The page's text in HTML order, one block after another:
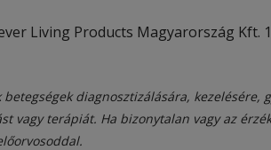
Living Products Magyarország Kft.
diagnosztizálására, kezelésére,
vagy terápiát. Ha bizonytalan vagy az